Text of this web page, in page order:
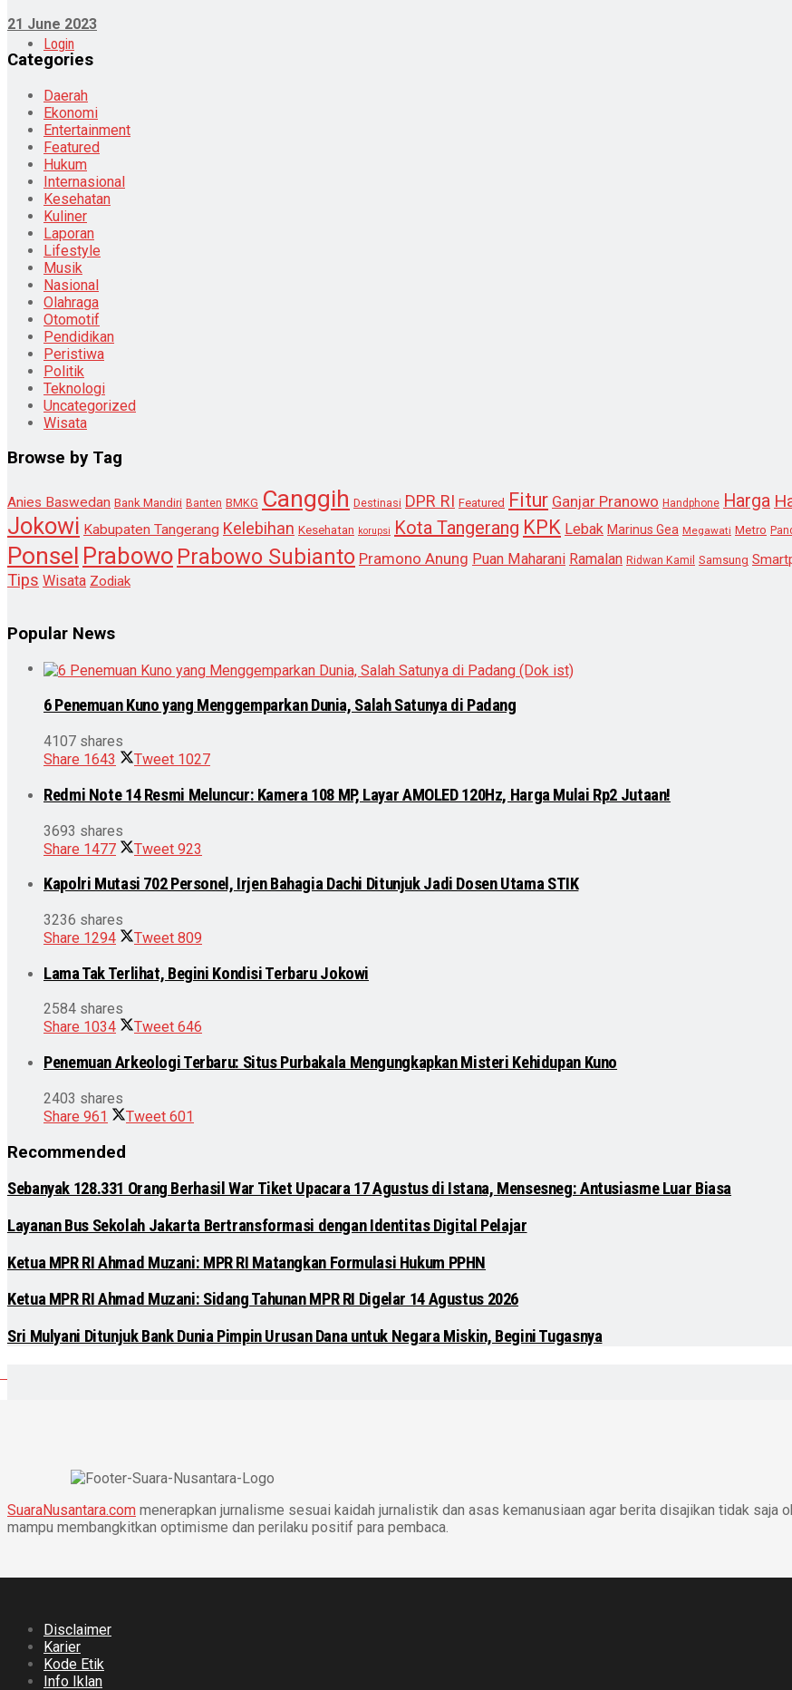
Login
21 June 2023
Categories
Daerah
Ekonomi
Entertainment
Featured
Hukum
Internasional
Kesehatan
Kuliner
Laporan
Lifestyle
Musik
Nasional
Olahraga
Otomotif
Pendidikan
Peristiwa
Politik
Teknologi
Uncategorized
Wisata
Browse by Tag
Anies Baswedan Bank Mandiri Banten BMKG Canggih Destinasi DPR RI Featured Fitur Ganjar Pranowo Handphone Harga
Jokowi Kabupaten Tangerang Kelebihan Kesehatan korupsi Kota Tangerang KPK Lebak Marinus Gea Megawati Metro
Ponsel Prabowo Prabowo Subianto Pramono Anung Puan Maharani Ramalan Ridwan Kamil Samsung
Tips Wisata Zodiak
Popular News
6 Penemuan Kuno yang Menggemparkan Dunia, Salah Satunya di Padang
4107 shares
Share 1643 Tweet 1027
Redmi Note 14 Resmi Meluncur: Kamera 108 MP, Layar AMOLED 120Hz, Harga Mulai Rp2 Jutaan!
3693 shares
Share 1477 Tweet 923
Kapolri Mutasi 702 Personel, Irjen Bahagia Dachi Ditunjuk Jadi Dosen Utama STIK
3236 shares
Share 1294 Tweet 809
Lama Tak Terlihat, Begini Kondisi Terbaru Jokowi
2584 shares
Share 1034 Tweet 646
Penemuan Arkeologi Terbaru: Situs Purbakala Mengungkapkan Misteri Kehidupan Kuno
2403 shares
Share 961 Tweet 601
Recommended
Sebanyak 128.331 Orang Berhasil War Tiket Upacara 17 Agustus di Istana, Mensesneg: Antusiasme Luar Biasa
Layanan Bus Sekolah Jakarta Bertransformasi dengan Identitas Digital Pelajar
Ketua MPR RI Ahmad Muzani: MPR RI Matangkan Formulasi Hukum PPHN
Ketua MPR RI Ahmad Muzani: Sidang Tahunan MPR RI Digelar 14 Agustus 2026
Sri Mulyani Ditunjuk Bank Dunia Pimpin Urusan Dana untuk Negara Miskin, Begini Tugasnya
SuaraNusantara.com menerapkan jurnalisme sesuai kaidah jurnalistik dan asas kemanusiaan agar berita disajikan tidak saja
mampu membangkitkan optimisme dan perilaku positif para pembaca.
Disclaimer
Karier
Kode Etik
Info Iklan